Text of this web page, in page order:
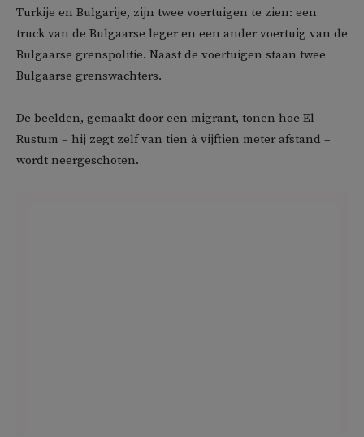
Turkije en Bulgarije, zijn twee voertuigen te zien: een
truck van de Bulgaarse leger en een ander voertuig van de
Bulgaarse grenspolitie. Naast de voertuigen staan twee
Bulgaarse grenswachters.
De beelden, gemaakt door een migrant, tonen hoe El
Rustum – hij zegt zelf van tien à vijftien meter afstand –
wordt neergeschoten.